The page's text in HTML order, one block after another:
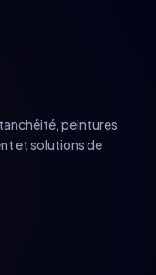
peintures
et solutions de